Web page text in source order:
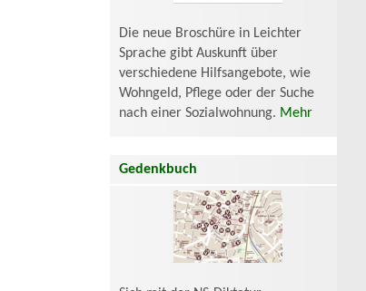
Die neue Broschüre in Leichter
Sprache gibt Auskunft über
verschiedene Hilfsangebote, wie
Wohngeld, Pflege oder der Suche
nach einer Sozialwohnung. Mehr
Gedenkbuch